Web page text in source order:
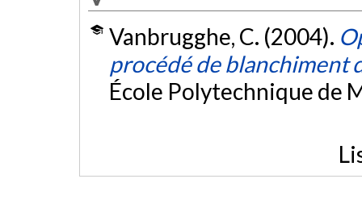
Vanbrugghe, C. (2004).
procédé de blanchiment
École Polytechnique de